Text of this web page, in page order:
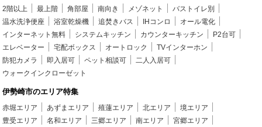
2階以上 最上階 角部屋 南向き メゾネット
バストイレ別
温水洗浄便座
浴室乾燥機 追焚きバス IHコンロ
オール電化
インターネット無料
システムキッチン カウンターキッチン
P2台可
エレベーター
宅配ボックス オートロック
TVインターホン
防犯カメラ
即入居可 ペット相談可
二人入居可
ウォークインクローゼット
伊勢崎市のエリア特集
赤堀エリア あずまエリア 殖蓮エリア 北エリア
境エリア
豊受エリア
名和エリア 三郷エリア 南エリア
宮郷エリア